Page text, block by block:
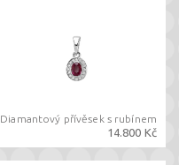
Diamantový přívěsek s rubínem
14.800 Kč